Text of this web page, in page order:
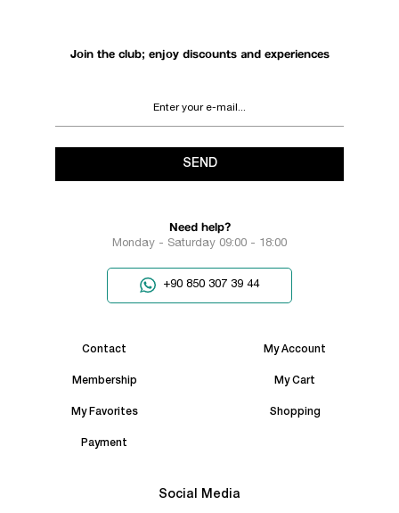
Join the club; enjoy discounts and experiences
SEND
Need help?
Monday - Saturday 09:00 - 18:00
+90 850 307 39 44
Contact My Account
Membership My Cart
My Favorites Shopping
Payment
Social Media